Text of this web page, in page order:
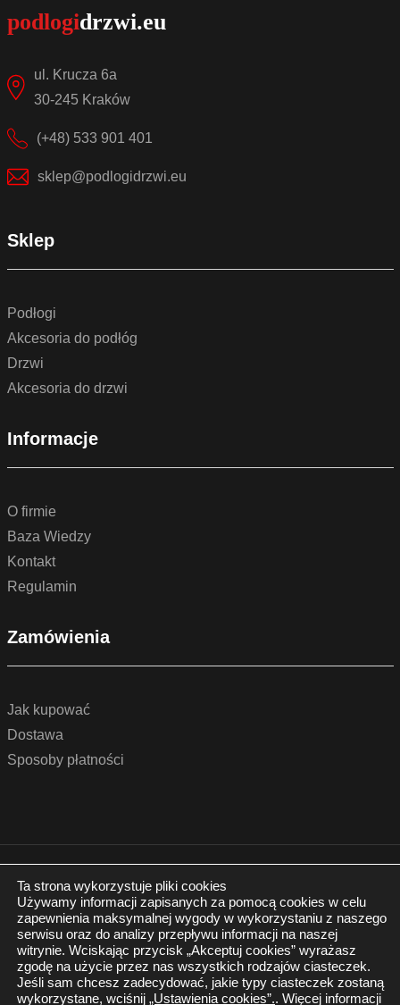
ul. Krucza 6a
30-245 Kraków
(+48) 533 901 401
sklep@podlogidrzwi.eu
Sklep
Podłogi
Akcesoria do podłóg
Drzwi
Akcesoria do drzwi
Informacje
O firmie
Baza Wiedzy
Kontakt
Regulamin
Zamówienia
Jak kupować
Dostawa
Sposoby płatności
© 2022 by podlogidrzwi.eu
Wszystkie prawa zastrzeżone
Polityka prywatności
Realizacja:
Ta strona wykorzystuje pliki cookies
Używamy informacji zapisanych za pomocą cookies w celu
zapewnienia maksymalnej wygody w wykorzystaniu z naszego
serwisu oraz do analizy przepływu informacji na naszej
witrynie. Wciskając przycisk „Akceptuj cookies” wyrażasz
zgodę na użycie przez nas wszystkich rodzajów ciasteczek.
Jeśli sam chcesz zadecydować, jakie typy ciasteczek zostaną
wykorzystane, wciśnij „Ustawienia cookies”.. Więcej informacji